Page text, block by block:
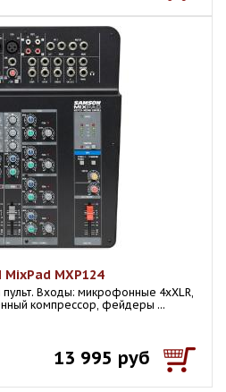
MixPad MXP124
Входы: микрофонные 4хXLR,
компрессор, фейдеры ...
13 995 руб